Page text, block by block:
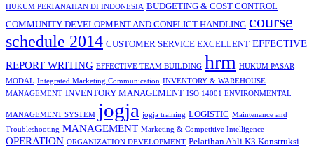
HUKUM PERTANAHAN DI INDONESIA BUDGETING & COST CONTROL
COMMUNITY DEVELOPMENT AND CONFLICT HANDLING course
schedule 2014 CUSTOMER SERVICE EXCELLENT EFFECTIVE
REPORT WRITING EFFECTIVE TEAM BUILDING hrm HUKUM PASAR
MODAL Integrated Marketing Communication INVENTORY & WAREHOUSE
MANAGEMENT INVENTORY MANAGEMENT ISO 14001 ENVIRONMENTAL
MANAGEMENT SYSTEM jogja jogja training LOGISTIC Maintenance and
Troubleshooting MANAGEMENT Marketing & Competitive Intelligence
OPERATION ORGANIZATION DEVELOPMENT Pelatihan Ahli K3 Konstruksi